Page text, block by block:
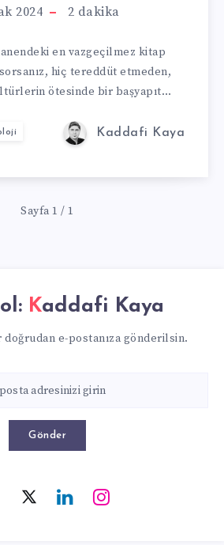
2024 2 dakika
en vazgeçilmez kitap
hiç tereddüt etmeden,
ötesinde bir başyapıt…
Kaddafi Kaya
Sayfa 1 / 1
Kaddafi Kaya
e-postanıza gönderilsin.
Gönder